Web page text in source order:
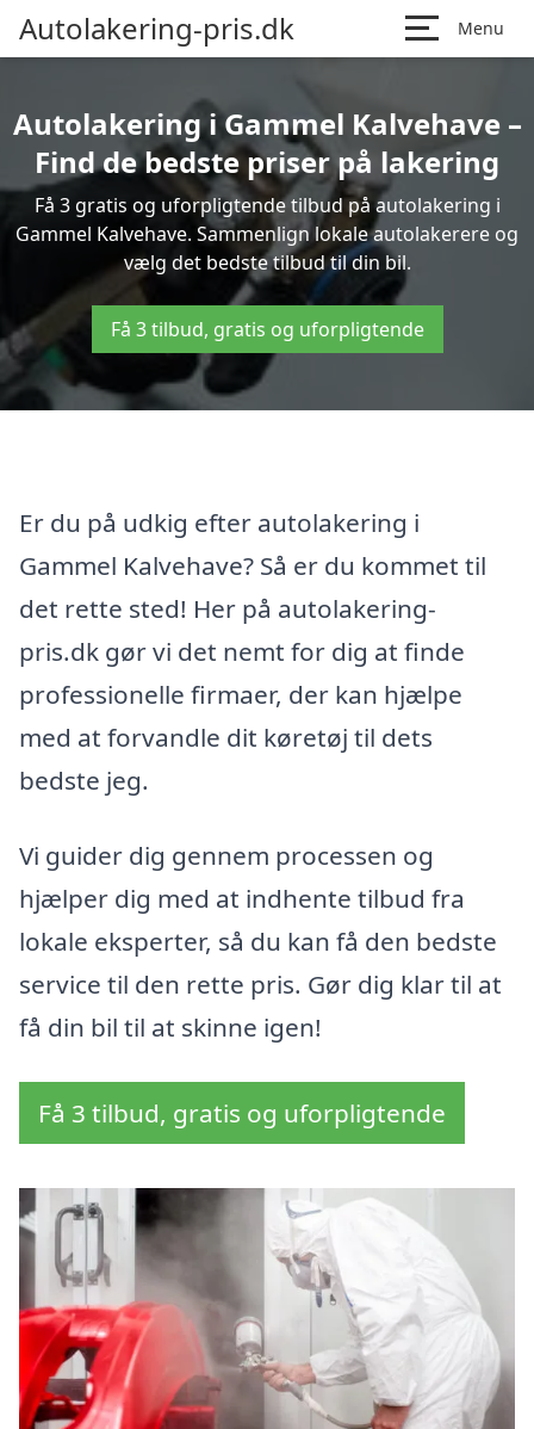
Autolakering-pris.dk Menu
Autolakering i Gammel Kalvehave –
Find de bedste priser på lakering
Få 3 gratis og uforpligtende tilbud på autolakering i
Gammel Kalvehave. Sammenlign lokale autolakerere og
vælg det bedste tilbud til din bil.
Få 3 tilbud, gratis og uforpligtende
Er du på udkig efter autolakering i
Gammel Kalvehave? Så er du kommet til
det rette sted! Her på autolakering-
pris.dk gør vi det nemt for dig at finde
professionelle firmaer, der kan hjælpe
med at forvandle dit køretøj til dets
bedste jeg.
Vi guider dig gennem processen og
hjælper dig med at indhente tilbud fra
lokale eksperter, så du kan få den bedste
service til den rette pris. Gør dig klar til at
få din bil til at skinne igen!
Få 3 tilbud, gratis og uforpligtende